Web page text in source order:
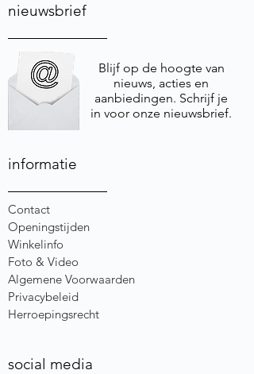
nieuwsbrief
Blijf op de hoogte van
nieuws, acties en
aanbiedingen. Schrijf je
in voor onze nieuwsbrief.
informatie
Contact
Openingstijden
Winkelinfo
Foto & Video
Algemene Voorwaarden
Privacybeleid
Herroepingsrecht
social media